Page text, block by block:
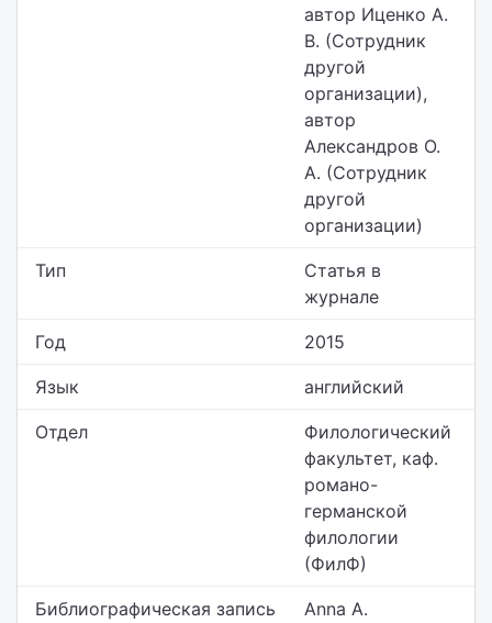
автор Иценко А.
В. (Сотрудник
другой
организации),
автор
Александров О.
А. (Сотрудник
другой
организации)
Тип
Статья в
журнале
Год 2015
Язык английский
Отдел
Филологический
факультет, каф.
романо-
германской
филологии
(ФилФ)
Библиографическая запись
Anna A.